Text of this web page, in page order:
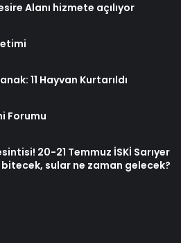
Alanı hizmete açılıyor
11 Hayvan Kurtarıldı
Forumu
20-21 Temmuz İSKİ Sarıyer
sular ne zaman gelecek?